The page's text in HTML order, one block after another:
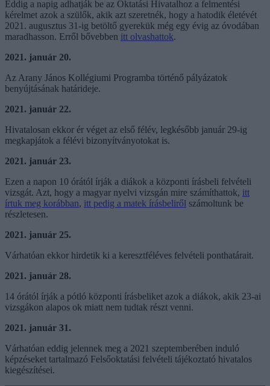
Eddig a napig adhatják be az Oktatási Hivatalhoz a felmentési
kérelmet azok a szülők, akik azt szeretnék, hogy a hatodik életévét
2021. augusztus 31-ig betöltő gyerekük még egy évig az óvodában
maradhasson. Erről bővebben itt olvashattok.
2021. január 20.
Az Arany János Kollégiumi Programba történő pályázatok
benyújtásának határideje.
2021. január 22.
Hivatalosan ekkor ér véget az első félév, legkésőbb január 29-ig
megkapjátok a félévi bizonyítványotokat is.
2021. január 23.
Ezen a napon 10 órától írják a diákok a központi írásbeli felvételi
vizsgát. Azt, hogy a magyar nyelvi vizsgán mire számíthattok, itt
írtuk meg korábban, itt pedig a matek írásbeliről számoltunk be
részletesen.
2021. január 25.
Várhatóan ekkor hirdetik ki a keresztféléves felvételi ponthatárait.
2021. január 28.
14 órától írják a pótló központi írásbeliket azok a diákok, akik 23-ai
vizsgákon alapos ok miatt nem tudtak részt venni.
2021. január 31.
Várhatóan eddig jelennek meg a 2021 szeptemberében induló
képzéseket tartalmazó Felsőoktatási felvételi tájékoztató hivatalos
kiegészítései.